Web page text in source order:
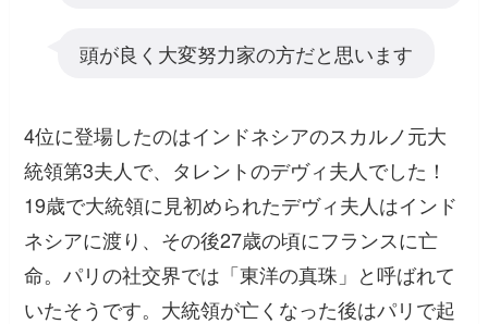
頭が良く大変努力家の方だと思います
4位に登場したのはインドネシアのスカルノ元大
統領第3夫人で、タレントのデヴィ夫人でした！
19歳で大統領に見初められたデヴィ夫人はインド
ネシアに渡り、その後27歳の頃にフランスに亡
命。パリの社交界では「東洋の真珠」と呼ばれて
いたそうです。大統領が亡くなった後はパリで起